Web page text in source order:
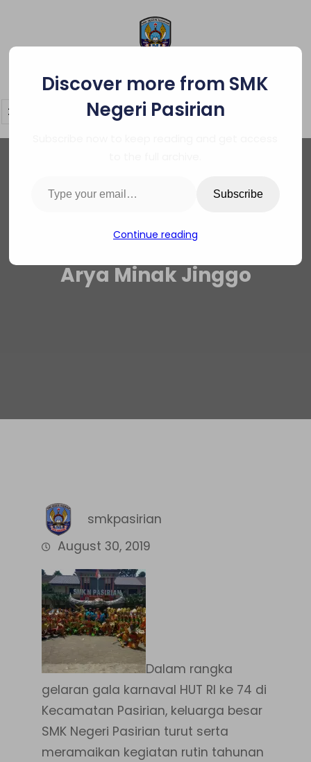
content
SMK Negeri Pasirian
Arya Minak Jinggo
smkpasirian
August 30, 2019
Dalam rangka
gelaran gala karnaval HUT RI ke 74 di
Kecamatan Pasirian, keluarga besar
SMK Negeri Pasirian turut serta
meramaikan kegiatan rutin tahunan
Discover more from SMK
Negeri Pasirian
Subscribe
Continue reading